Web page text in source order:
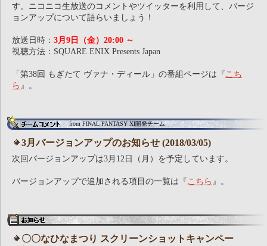
す。ニコニコ生放送のコメントやツイッターを利用して、バージ
ョンアップについて語らいましょう！
放送日時： 3月9日（金）20:00 ～
視聴方法：SQUARE ENIX Presents Japan
「第38回 もぎたて ヴァナ・ディール」の番組ページは『 こち
ら 』。
from FINAL FANTASY XI開発チーム
3月バージョンアップのお知らせ (2018/03/05)
次回バージョンアップは3月12日（月）を予定しています。
バージョンアップで追加される項目の一覧は『 こちら 』。
〇〇なひなまつり スクリーンショットキャンペー